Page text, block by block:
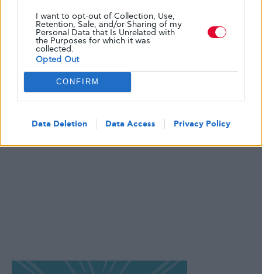
I want to opt-out of Collection, Use,
Retention, Sale, and/or Sharing of my
Personal Data that Is Unrelated with
the Purposes for which it was
collected.
Opted Out
CONFIRM
Data Deletion Data Access Privacy Policy